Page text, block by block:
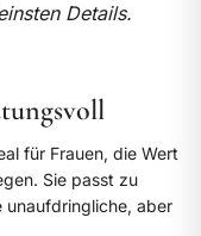
Details.
für Frauen, die Wert
Sie passt zu
unaufdringliche, aber